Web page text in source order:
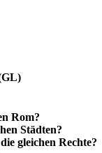
Rom?
Städten?
gleichen Rechte?